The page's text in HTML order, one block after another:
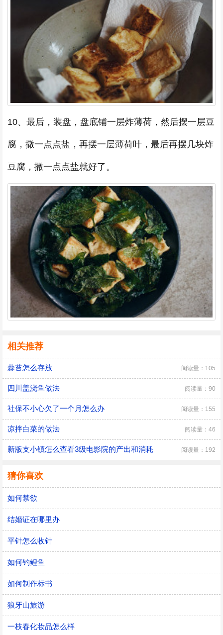
10、最后，装盘，盘底铺一层炸薄荷，然后摆一层豆
腐，撒一点点盐，再摆一层薄荷叶，最后再摆几块炸
豆腐，撒一点点盐就好了。
相关推荐
蒜苔怎么存放 阅读量：105
四川盖浇鱼做法 阅读量：90
社保不小心欠了一个月怎么办 阅读量：155
凉拌白菜的做法 阅读量：46
新版支小镇怎么查看3级电影院的产出和消耗 阅读量：192
猜你喜欢
如何禁欲
结婚证在哪里办
平针怎么收针
如何钓鲤鱼
如何制作标书
狼牙山旅游
一枝春化妆品怎么样